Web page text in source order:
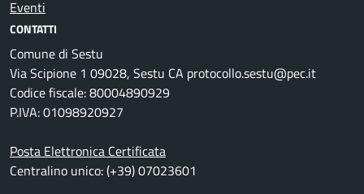
Eventi
CONTATTI
Comune di Sestu
Via Scipione 1 09028, Sestu CA protocollo.sestu@pec.it
Codice fiscale: 80004890929
P.IVA: 01098920927
Posta Elettronica Certificata
Centralino unico: (+39) 07023601